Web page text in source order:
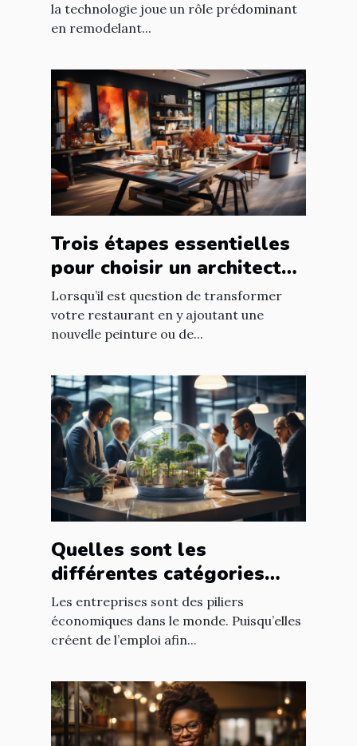
la technologie joue un rôle prédominant
en remodelant...
Trois étapes essentielles
pour choisir un architecte
d’intérieur
Lorsqu’il est question de transformer
votre restaurant en y ajoutant une
nouvelle peinture ou de...
Quelles sont les
différentes catégories
d’entreprise ?
Les entreprises sont des piliers
économiques dans le monde. Puisqu’elles
créent de l’emploi afin...